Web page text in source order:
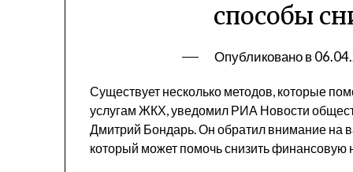
способы
Опубликовано в
Существует несколько методов, которые
услугам ЖКХ, уведомил РИА Новости
Дмитрий Бондарь. Он обратил внимание на
который может помочь снизить финансовую